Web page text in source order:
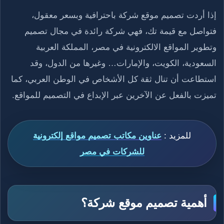
إذا أردت تصميم موقع شركة باحترافية وبسعر معقول،
فتواصل مع قيمة تك، فهي شركة رائدة في مجال تصميم
وتطوير المواقع الالكترونية في مصر، المملكة العربية
السعودية، الكويت، والإمارات… وغيرها من الدول، وقد
استطاعت أن تنال ثقة كل الأشخاص في الوطن العربي، كما
تميزت بالفعل عن الآخرين عبر الإبداع في التصميم للمواقع.
للمزيد : عناوين مكاتب تصميم مواقع إلكترونية
للشركات في مصر
أهمية تصميم موقع شركة؟